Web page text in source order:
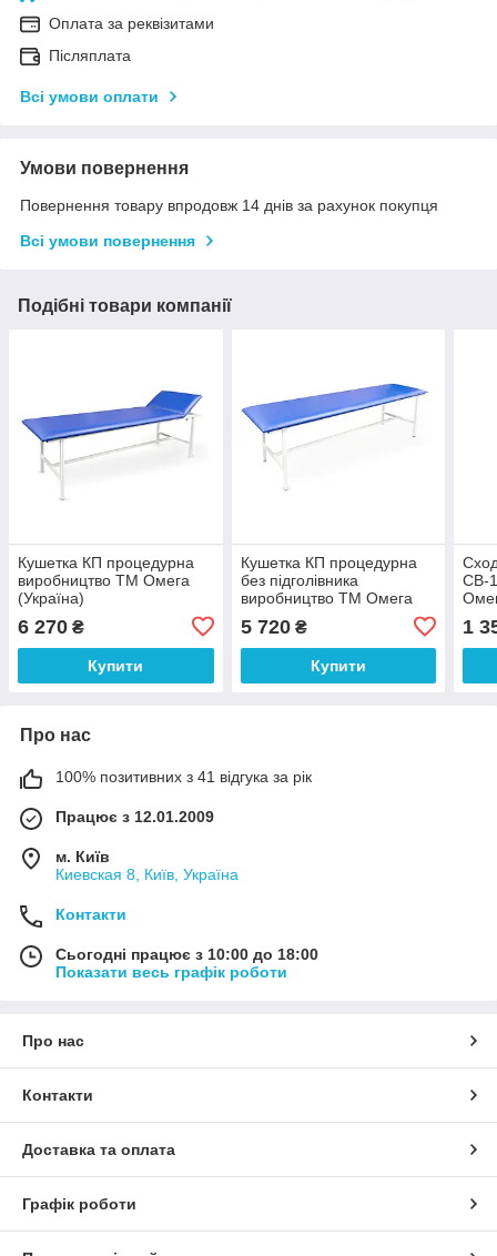
Оплата за реквізитами
Післяплата
Всі умови оплати
Умови повернення
Повернення товару впродовж 14 днів за рахунок покупця
Всі умови повернення
Подібні товари компанії
Кушетка КП процедурна
виробництво ТМ Омега
(Україна)
6 270 ₴
Купити
Кушетка КП процедурна
без підголівника
виробництво ТМ Омега
5 720₴
Купити
СВ-
1
Про нас
100% позитивних з 41 відгука за рік
Працює з 12.01.2009
м. Київ
Киевская 8, Київ, Україна
Контакти
Сьогодні працює з 10:00 до 18:00
Показати весь графік роботи
Про нас
Контакти
Доставка та оплата
Графік роботи